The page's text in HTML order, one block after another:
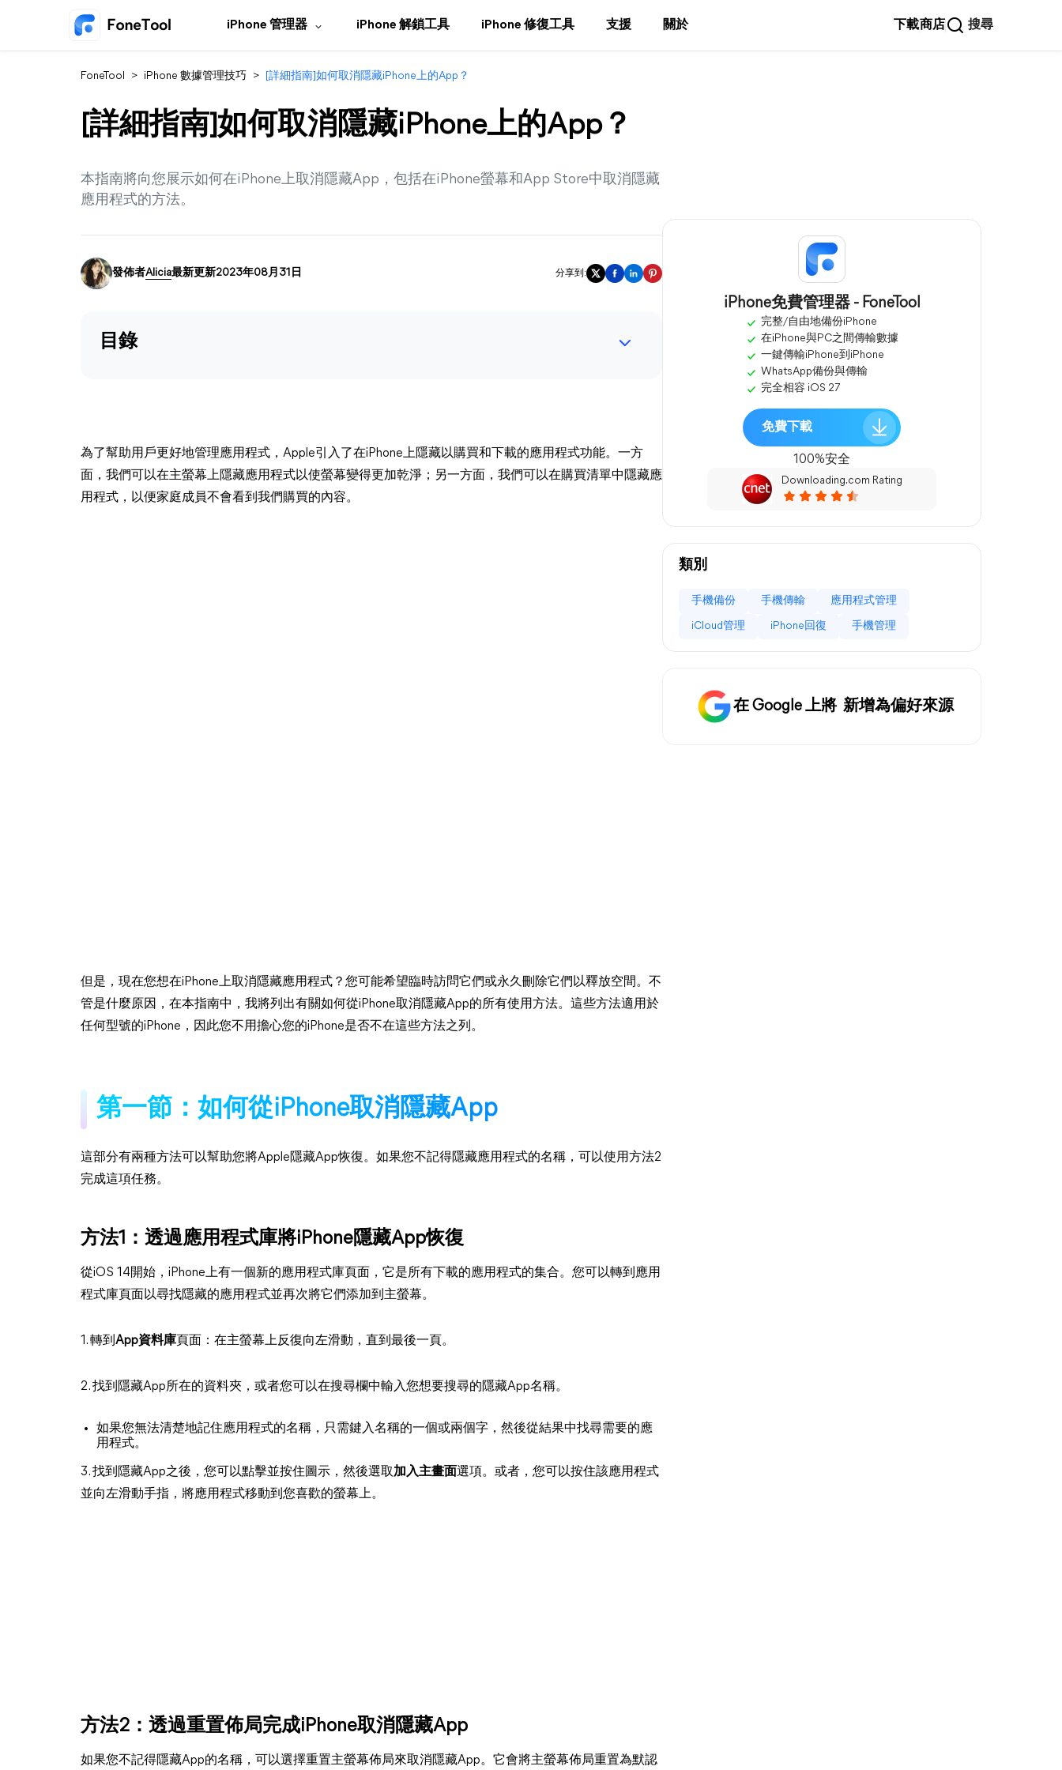
iPhone 管理器 iPhone 解鎖工具 iPhone 修復工具 支援 關於 下載商店 搜尋
FoneTool > iPhone 數據管理技巧 > [詳細指南]如何取消隱藏iPhone上的App？
[詳細指南]如何取消隱藏iPhone上的App？
本指南將向您展示如何在iPhone上取消隱藏App，包括在iPhone螢幕和App Store中取消隱藏
應用程式的方法。
發佈者Alicia最新更新2023年08月31日 分享到:
目錄
為了幫助用戶更好地管理應用程式，Apple引入了在iPhone上隱藏以購買和下載的應用程式功能。一方
面，我們可以在主螢幕上隱藏應用程式以使螢幕變得更加乾淨；另一方面，我們可以在購買清單中隱藏應
用程式，以便家庭成員不會看到我們購買的內容。
但是，現在您想在iPhone上取消隱藏應用程式？您可能希望臨時訪問它們或永久刪除它們以釋放空間。不
管是什麼原因，在本指南中，我將列出有關如何從iPhone取消隱藏App的所有使用方法。這些方法適用於
任何型號的iPhone，因此您不用擔心您的iPhone是否不在這些方法之列。
第一節：如何從iPhone取消隱藏App
這部分有兩種方法可以幫助您將Apple隱藏App恢復。如果您不記得隱藏應用程式的名稱，可以使用方法2
完成這項任務。
方法1：透過應用程式庫將iPhone隱藏App恢復
從iOS 14開始，iPhone上有一個新的應用程式庫頁面，它是所有下載的應用程式的集合。您可以轉到應用
程式庫頁面以尋找隱藏的應用程式並再次將它們添加到主螢幕。
1. 轉到 App資料庫頁面：在主螢幕上反復向左滑動，直到最後一頁。
2. 找到隱藏App所在的資料夾，或者您可以在搜尋欄中輸入您想要搜尋的隱藏App名稱。
如果您無法清楚地記住應用程式的名稱，只需鍵入名稱的一個或兩個字，然後從結果中找尋需要的應
用程式。
3. 找到隱藏App之後，您可以點擊並按住圖示，然後選取加入主畫面選項。或者，您可以按住該應用程式
並向左滑動手指，將應用程式移動到您喜歡的螢幕上。
方法2：透過重置佈局完成iPhone取消隱藏App
如果您不記得隱藏App的名稱，可以選擇重置主螢幕佈局來取消隱藏App。它會將主螢幕佈局重置為默認
iPhone免費管理器 - FoneTool
完整/自由地備份iPhone
在iPhone與PC之間傳輸數據
一鍵傳輸iPhone到iPhone
WhatsApp備份與傳輸
完全相容 iOS 27
免費下載
100%安全
Downloading.com Rating
類別
手機備份 手機傳輸 應用程式管理
iCloud管理 iPhone回復 手機管理
在 Google 上將 新增為偏好來源